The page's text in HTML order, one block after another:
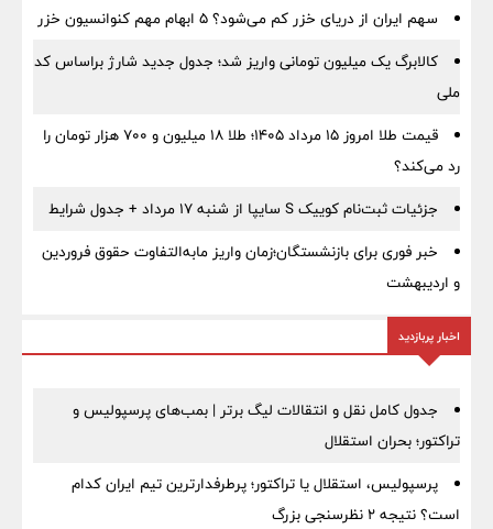
سهم ایران از دریای خزر کم می‌شود؟ ۵ ابهام مهم کنوانسیون خزر
کالابرگ یک میلیون تومانی واریز شد؛ جدول جدید شارژ براساس کد
ملی
قیمت طلا امروز ۱۵ مرداد ۱۴۰۵؛ طلا ۱۸ میلیون و ۷۰۰ هزار تومان را
رد می‌کند؟
جزئیات ثبت‌نام کوییک S سایپا از شنبه ۱۷ مرداد + جدول شرایط
خبر فوری برای بازنشستگان؛زمان واریز مابه‌التفاوت حقوق فروردین
و اردیبهشت
اخبار پربازدید
جدول کامل نقل و انتقالات لیگ برتر | بمب‌های پرسپولیس و
تراکتور؛ بحران استقلال
پرسپولیس، استقلال یا تراکتور؛ پرطرفدارترین تیم ایران کدام
است؟ نتیجه ۲ نظرسنجی بزرگ